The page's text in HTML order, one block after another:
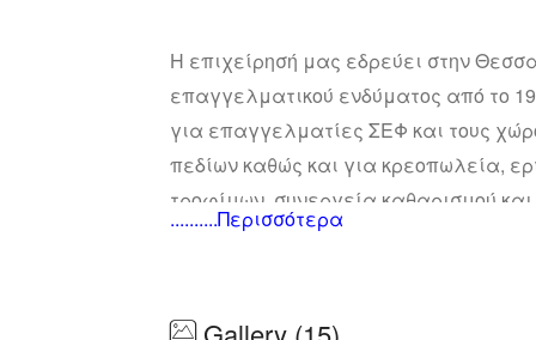
Η επιχείρησή μας εδρεύει στην
επαγγελματικού ενδύματος από το
για επαγγελματίες ΣΕΦ και τους
πεδίων καθώς και για κρεοπωλεία,
τροφίμων, συνεργεία καθαρισμού
προτεραιότητες στις οποίες
..........Περισσότερα